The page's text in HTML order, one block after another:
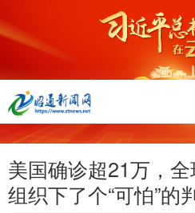
美国确诊超21万，
组织下了个“可怕”的